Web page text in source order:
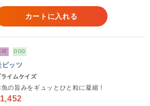
カートに入れる
DOG
ビッツ
ライムケイズ
魚の旨みをギュッとひと粒に凝縮！